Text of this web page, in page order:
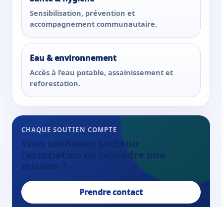
Sensibilisation, prévention et
accompagnement communautaire.
Eau & environnement
Accès à l’eau potable, assainissement et
reforestation.
CHAQUE SOUTIEN COMPTE
Vous souhaitez soutenir
l’association ou rejoindre une
mission ?
Prendre contact